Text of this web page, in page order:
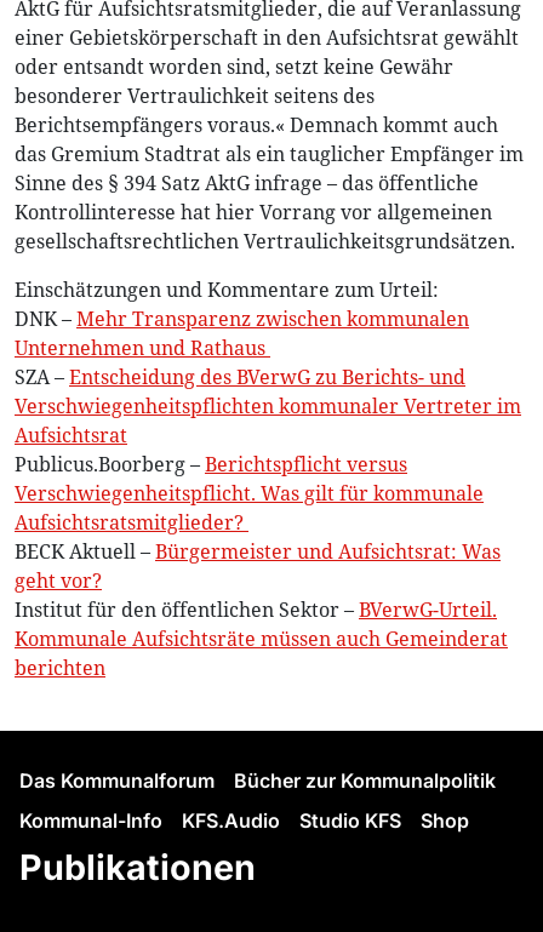
AktG für Aufsichtsratsmitglieder, die auf Veranlassung
einer Gebietskörperschaft in den Aufsichtsrat gewählt
oder entsandt worden sind, setzt keine Gewähr
besonderer Vertraulichkeit seitens des
Berichtsempfängers voraus.« Demnach kommt auch
das Gremium Stadtrat als ein tauglicher Empfänger im
Sinne des § 394 Satz AktG infrage – das öffentliche
Kontrollinteresse hat hier Vorrang vor allgemeinen
gesellschaftsrechtlichen Vertraulichkeitsgrundsätzen.
Einschätzungen und Kommentare zum Urteil:
DNK –Mehr Transparenz zwischen kommunalen
Unternehmen und Rathaus
SZA –Entscheidung des BVerwG zu Berichts- und
Verschwiegenheitspflichten kommunaler Vertreter im
Aufsichtsrat
Publicus.Boorberg –Berichtspflicht versus
Verschwiegenheitspflicht. Was gilt für kommunale
Aufsichtsratsmitglieder?
BECK Aktuell –Bürgermeister und Aufsichtsrat: Was
geht vor?
Institut für den öffentlichen Sektor –BVerwG-Urteil.
Kommunale Aufsichtsräte müssen auch Gemeinderat
berichten
Das Kommunalforum
Bücher zur Kommunalpolitik
Kommunal-Info
KFS.Audio Studio KFS Shop
Publikationen